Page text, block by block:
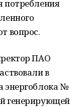
потребления
вопрос.
ПАО
в
энергоблока №
генерирующей